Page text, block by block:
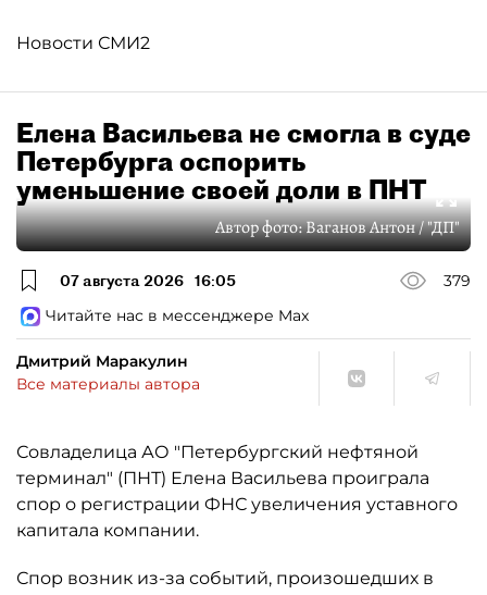
Новости СМИ2
Елена Васильева не смогла в суде
Петербурга оспорить
уменьшение своей доли в ПНТ
Автор фото:Ваганов Антон / "ДП"
07 августа 2026 16:05
379
Читайте нас в мессенджере Max
Дмитрий Маракулин
Все материалы автора
Совладелица АО "Петербургский нефтяной
терминал" (ПНТ) Елена Васильева проиграла
спор о регистрации ФНС увеличения уставного
капитала компании.
Спор возник из-за событий, произошедших в